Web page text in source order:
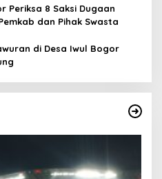
Periksa 8 Saksi Dugaan
dan Pihak Swasta
di Desa Iwul Bogor